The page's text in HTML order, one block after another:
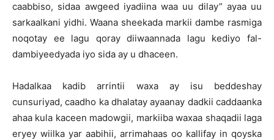
caabbiso, sidaa awgeed iyadiina waa uu dilay” ayaa uu
sarkaalkani yidhi. Waana sheekada markii dambe rasmiga
noqotay ee lagu qoray diiwaannada lagu kediyo fal-
dambiyeedyada iyo sida ay u dhaceen.
Hadalkaa kadib arrintii waxa ay isu beddeshay
cunsuriyad, caadho ka dhalatay ayaanay dadkii caddaanka
ahaa kula kaceen madowgii, markiiba waxaa shaqadii laga
eryey wiilka yar aabihii, arrimahaas oo kallifay in qoyska